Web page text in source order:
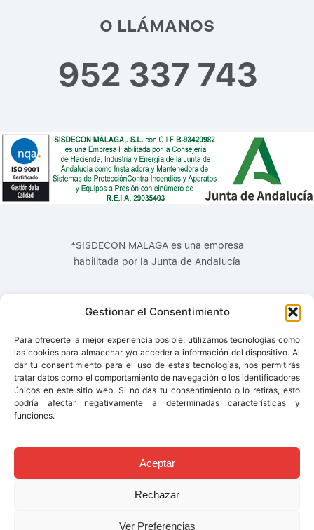
Gestionar el Consentimiento
Para ofrecerte la mejor experiencia posible, utilizamos tecnologías como
las cookies para almacenar y/o acceder a información del dispositivo. Al
dar tu consentimiento para el uso de estas tecnologías, nos permitirás
tratar datos como el comportamiento de navegación o los identificadores
únicos en este sitio web. Si no das tu consentimiento o lo retiras, esto
podría afectar negativamente a determinadas características y
funciones.
Aceptar
Rechazar
Ver Preferencias
O LLÁMANOS
952 337 743
*SISDECON MALAGA es una empresa
habilitada por la Junta de Andalucía